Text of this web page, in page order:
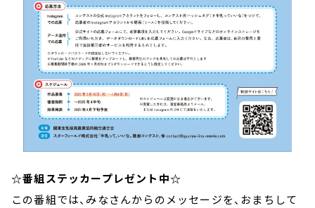
☆番組ステッカープレゼント中☆
この番組では、みなさんからのメッセージを、おまちして